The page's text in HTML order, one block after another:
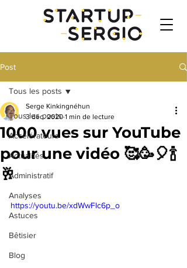
Post
Tous les posts
Accélérateurs
Actualités
Administratif
Analyses
Astuces
Bêtisier
Blog
Tous les posts
1000 vues sur YouTube
pour une vidéo 🥰🥳🎈🍾
🥂
Serge Kinkingnéhun
3 déc. 2020 1 min de lecture
https://youtu.be/xdWwFlc6p_o